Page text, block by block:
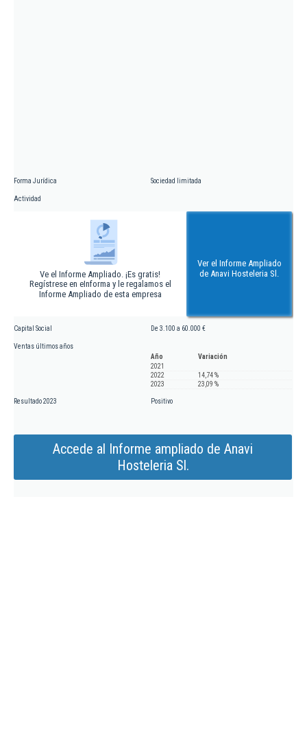
Forma Jurídica Sociedad limitada
Actividad
Ve el Informe Ampliado. ¡Es gratis!
Regístrese en eInforma y le regalamos el
Informe Ampliado de esta empresa
Ver el Informe Ampliado
de Anavi Hosteleria Sl.
Capital Social De 3.100 a 60.000 €
Ventas últimos años
Año
Variación
2021
2022
14,74 %
2023
23,09 %
Resultado 2023 Positivo
Accede al Informe ampliado de Anavi
Hosteleria Sl.